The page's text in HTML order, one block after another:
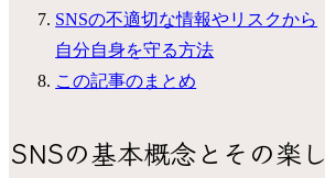
SNSの不適切な情報やリスクから
自分自身を守る方法
この記事のまとめ
SNSの基本概念とその楽し